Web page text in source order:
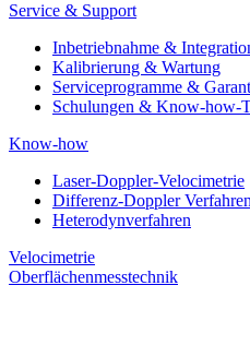
Service & Support
Inbetriebnahme &
Kalibrierung & Wartung
Serviceprogramme &
Schulungen & Know-how-
Know-how
Laser-Doppler-Velocimetrie
Differenz-Doppler Verfahren
Heterodynverfahren
Velocimetrie
Oberflächenmesstechnik